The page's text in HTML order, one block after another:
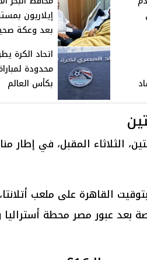
إيلاريون
بعد وعكة
اتحاد الكرة
محدودة
بكأس العالم
، الثلاثاء المقبل، في إطار
القاهرة على ملعب أتلانتا
بعد عبور مصر محطة أستراليا